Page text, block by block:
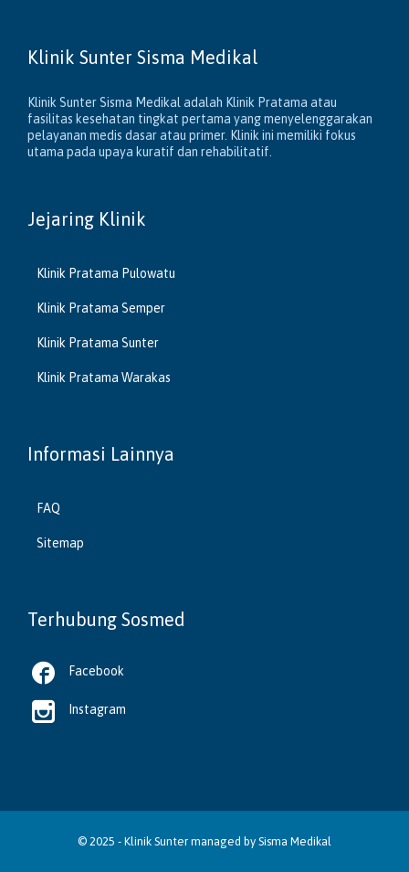
Klinik Sunter Sisma Medikal
Klinik Sunter Sisma Medikal adalah Klinik Pratama atau
fasilitas kesehatan tingkat pertama yang menyelenggarakan
pelayanan medis dasar atau primer. Klinik ini memiliki fokus
utama pada upaya kuratif dan rehabilitatif.
Jejaring Klinik
Klinik Pratama Pulowatu
Klinik Pratama Semper
Klinik Pratama Sunter
Klinik Pratama Warakas
Informasi Lainnya
FAQ
Sitemap
Terhubung Sosmed
 Facebook
 Instagram
© 2025 - Klinik Suntermanaged by Sisma Medikal